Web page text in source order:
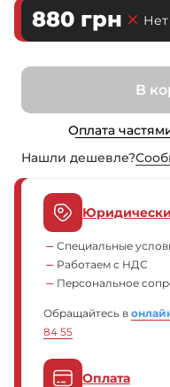
880 грн
В
Оплата
Нашли дешевле?
Специальные
Работаем с НДС
Персональное
Обращайтесь в
84 55
Оплата